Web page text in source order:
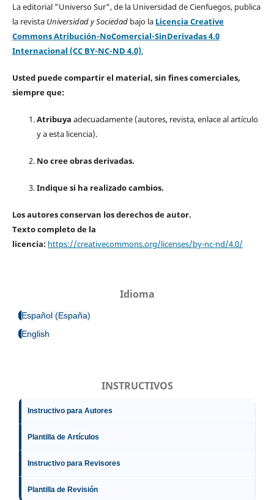
La editorial "Universo Sur", de la Universidad de Cienfuegos, publica
la revista Universidad y Sociedad bajo la Licencia Creative
Commons Atribución-NoComercial-SinDerivadas 4.0
Internacional (CC BY-NC-ND 4.0).
Usted puede compartir el material, sin fines comerciales,
siempre que:
Atribuya adecuadamente (autores, revista, enlace al artículo
y a esta licencia).
No cree obras derivadas.
Indique si ha realizado cambios.
Los autores conservan los derechos de autor.
Texto completo de la
licencia: https://creativecommons.org/licenses/by-nc-nd/4.0/
Idioma
Español (España)
English
INSTRUCTIVOS
Instructivo para Autores
Plantilla de Artículos
Instructivo para Revisores
Plantilla de Revisión